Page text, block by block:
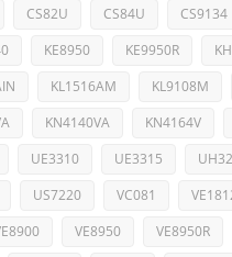
CS82U CS84U CS9134
KE8950 KE9950R
KL1516AM KL9108M
KN4140VA KN4164V
UE3310 UE3315
US7220 VC081
VE8950 VE8950R